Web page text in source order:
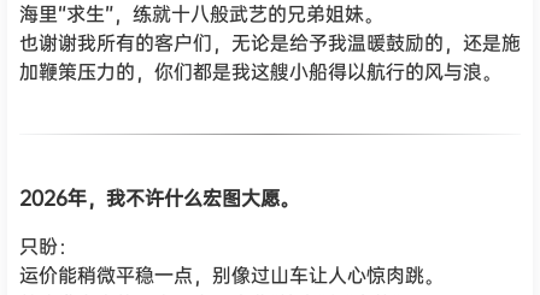
海里“求生”，练就十八般武艺的兄弟姐妹。
也谢谢我所有的客户们，无论是给予我温暖鼓励的，还是施
加鞭策压力的，你们都是我这艘小船得以航行的风与浪。
2026年，我不许什么宏图大愿。
只盼：
运价能稍微平稳一点，别像过山车让人心惊肉跳。